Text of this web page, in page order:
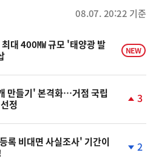
08.07. 20:22 기준
대 400㎿ 규모 '태양광 발
NEW
만들기' 본격화…거점 국립
정
상
3
록 비대면 사실조사' 기간이
2